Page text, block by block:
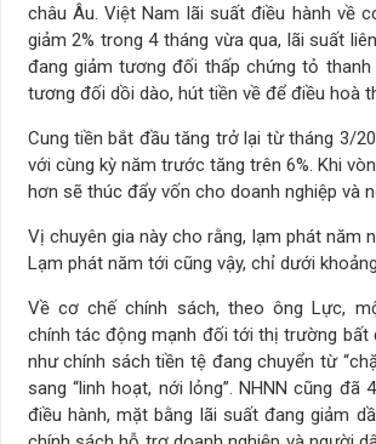
châu Âu. Việt Nam lãi suất điều hành về
giảm 2% trong 4 tháng vừa qua, lãi suất
đang giảm tương đối thấp chứng tỏ thanh
tương đối dồi dào, hút tiền về để điều hoà
Cung tiền bắt đầu tăng trở lại từ tháng 3/
với cùng kỳ năm trước tăng trên 6%. Khi
hơn sẽ thúc đẩy vốn cho doanh nghiệp và
Vị chuyên gia này cho rằng, lạm phát năm
Lạm phát năm tới cũng vậy, chỉ dưới
Về cơ chế chính sách, theo ông Lực,
chính tác động mạnh đối tới thị trường bất
như chính sách tiền tệ đang chuyển từ
sang “linh hoạt, nới lỏng”. NHNN cũng đã
điều hành, mặt bằng lãi suất đang giảm